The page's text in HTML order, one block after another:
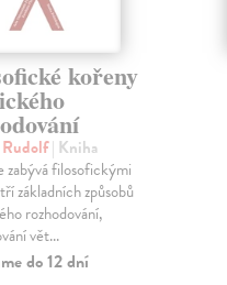
kořeny
Rudolf| Kniha
zabývá filosofickými
základních způsobů
rozhodování,
vět...
do 12 dní